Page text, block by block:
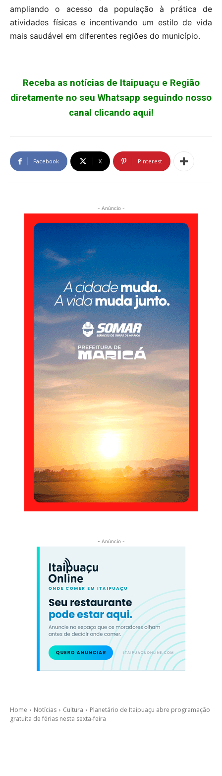
ampliando o acesso da população à prática de
atividades físicas e incentivando um estilo de vida
mais saudável em diferentes regiões do município.
Receba as notícias de Itaipuaçu e Região
diretamente no seu Whatsapp seguindo nosso
canal clicando aqui!
Facebook X Pinterest
- Anúncio -
- Anúncio -